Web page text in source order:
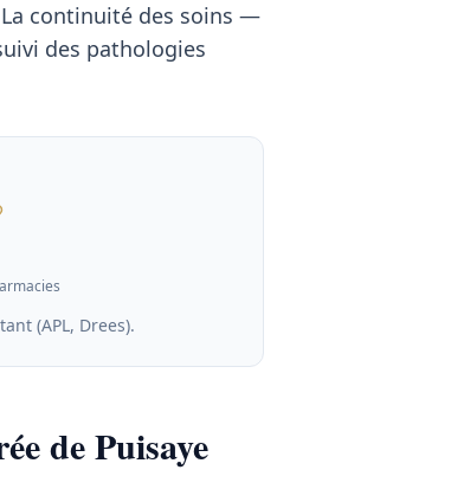
continuité des soins —
des pathologies
(APL, Drees).
de Puisaye